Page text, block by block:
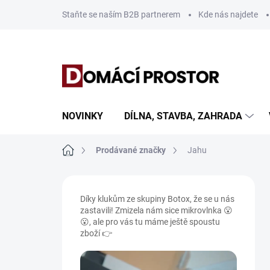
Staňte se naším B2B partnerem Kde nás najdete
NOVINKY DÍLNA, STAVBA, ZAHRADA
Domů Prodávané značky Jahu
Díky klukům ze skupiny Botox, že se u nás
zastavili! Zmizela nám sice mikrovlnka 😮
😮, ale pro vás tu máme ještě spoustu
zboží 👉